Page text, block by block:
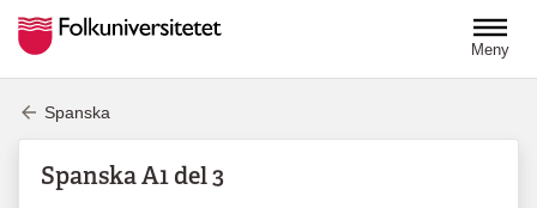
Meny
Spanska
Spanska A1 del 3